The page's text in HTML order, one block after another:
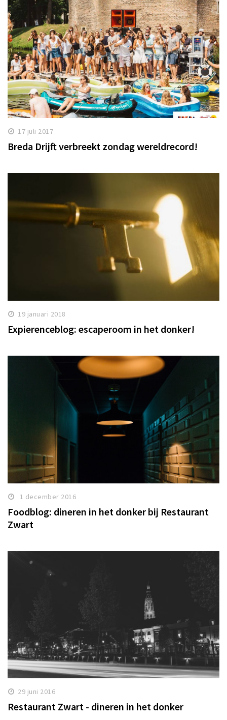
17 juli 2017
Breda Drijft verbreekt zondag wereldrecord!
19 januari 2018
Expierenceblog: escaperoom in het donker!
1 december 2016
Foodblog: dineren in het donker bij Restaurant
Zwart
29 juni 2016
Restaurant Zwart - dineren in het donker